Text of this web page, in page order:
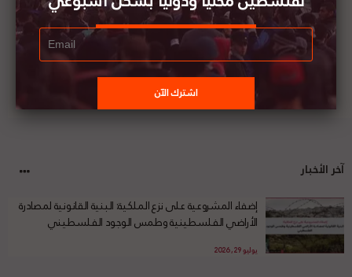
آخر الأخبار
إضفاء المشروعية على نزع الملكية: البنية القانونية لمصادرة
الأراضي الفلسطينية وطمس الوجود الفلسطيني
يوليو 29, 2026